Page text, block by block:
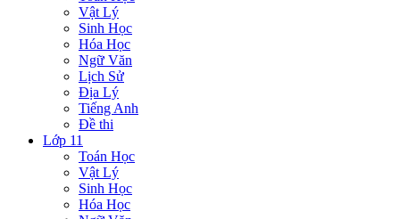
Vật Lý
Sinh Học
Hóa Học
Ngữ Văn
Lịch Sử
Địa Lý
Tiếng Anh
Đề thi
Lớp 11
Toán Học
Vật Lý
Sinh Học
Hóa Học